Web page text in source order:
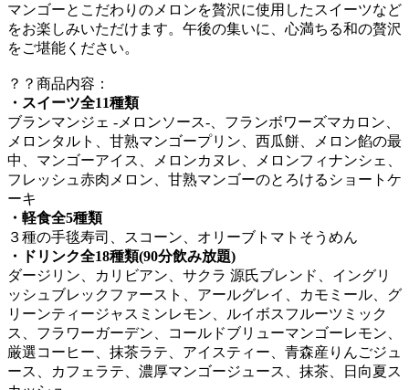
マンゴーとこだわりのメロンを贅沢に使用したスイーツなど
をお楽しみいただけます。午後の集いに、心満ちる和の贅沢
をご堪能ください。
？？商品内容：
・スイーツ全11種類
ブランマンジェ -メロンソース-、フランボワーズマカロン、
メロンタルト、甘熟マンゴープリン、西瓜餅、メロン餡の最
中、マンゴーアイス、メロンカヌレ、メロンフィナンシェ、
フレッシュ赤肉メロン、甘熟マンゴーのとろけるショートケ
ーキ
・軽食全5種類
３種の手毯寿司、スコーン、オリーブトマトそうめん
・ドリンク全18種類(90分飲み放題)
ダージリン、カリビアン、サクラ 源氏ブレンド、イングリ
ッシュブレックファースト、アールグレイ、カモミール、グ
リーンティージャスミンレモン、ルイボスフルーツミック
ス、フラワーガーデン、コールドブリューマンゴーレモン、
厳選コーヒー、抹茶ラテ、アイスティー、青森産りんごジュ
ース、カフェラテ、濃厚マンゴージュース、抹茶、日向夏ス